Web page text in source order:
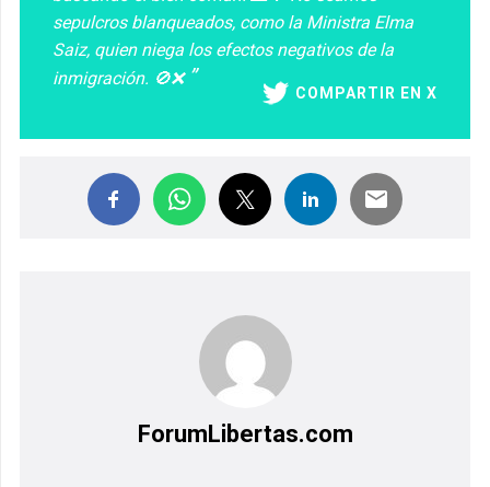
sepulcros blanqueados, como la Ministra Elma
Saiz, quien niega los efectos negativos de la
inmigración. 🚫❌
COMPARTIR EN X
ForumLibertas.com